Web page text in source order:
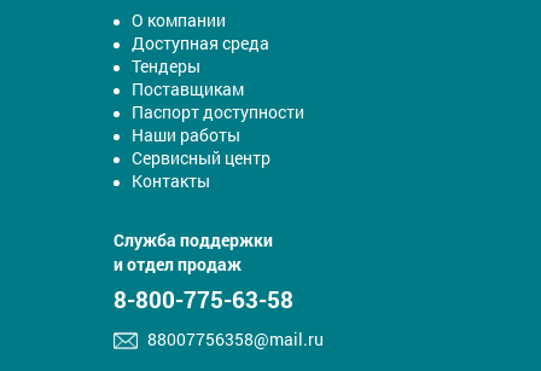
О компании
Доступная среда
Тендеры
Поставщикам
Паспорт доступности
Наши работы
Сервисный центр
Контакты
Служба поддержки
и отдел продаж
8-800-775-63-58
88007756358@mail.ru